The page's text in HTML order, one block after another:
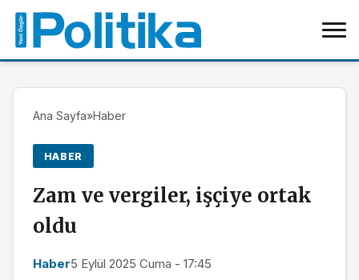
Ana Sayfa»Haber
HABER
Zam ve vergiler, işçiye ortak
oldu
Haber5 Eylül 2025 Cuma - 17:45